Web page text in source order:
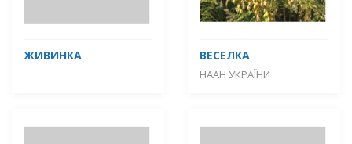
ЖИВИНКА ВЕСЕЛКА
НААН УКРАЇНИ